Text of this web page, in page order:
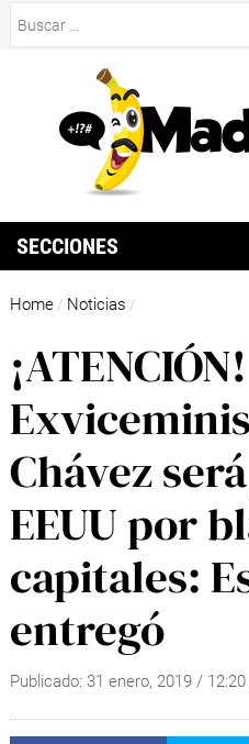
SECCIONES
Home / Noticias /
¡ATENCIÓN!
Chávez
EEUU por
capitales:
entregó
Publicado: 31 enero, 2019/